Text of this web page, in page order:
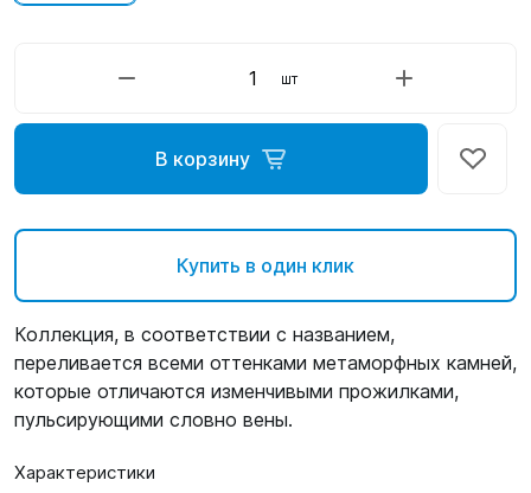
шт
В корзину
Купить в один клик
Коллекция, в соответствии с названием,
переливается всеми оттенками метаморфных камней,
которые отличаются изменчивыми прожилками,
пульсирующими словно вены.
Характеристики